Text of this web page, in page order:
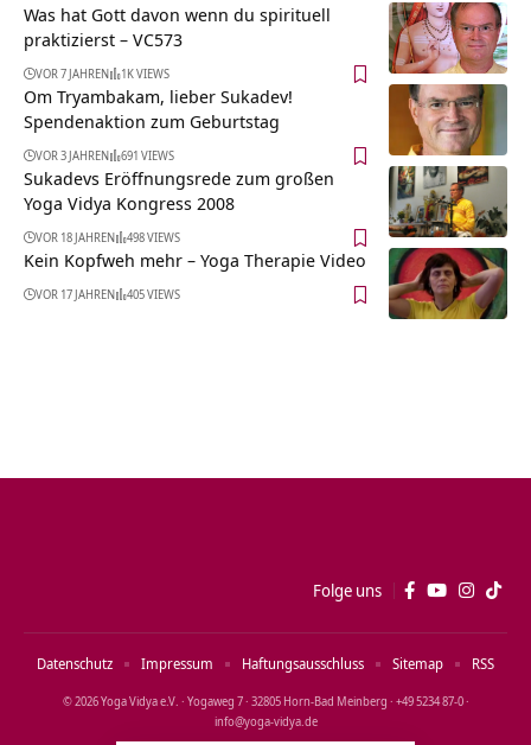
Was hat Gott davon wenn du spirituell
praktizierst – VC573
VOR 7 JAHREN 1K VIEWS
Om Tryambakam, lieber Sukadev!
Spendenaktion zum Geburtstag
VOR 3 JAHREN 691 VIEWS
Sukadevs Eröffnungsrede zum großen
Yoga Vidya Kongress 2008
VOR 18 JAHREN 498 VIEWS
Kein Kopfweh mehr – Yoga Therapie Video
VOR 17 JAHREN 405 VIEWS
Folge uns
© 2026 Yoga Vidya e.V. · Yogaweg 7 · 32805 Horn‑Bad Meinberg · +49 5234 87‑0 ·
info@yoga‑vidya.de
Datenschutz Impressum Haftungsausschluss Sitemap RSS